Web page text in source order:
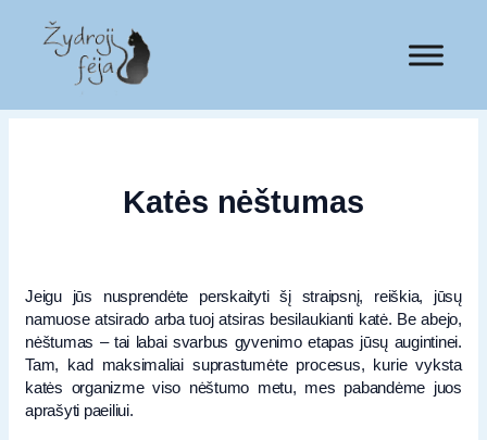
Katės nėštumas
Jeigu jūs nusprendėte perskaityti šį straipsnį, reiškia, jūsų
namuose atsirado arba tuoj atsiras besilaukianti katė. Be abejo,
nėštumas – tai labai svarbus gyvenimo etapas jūsų augintinei.
Tam, kad maksimaliai suprastumėte procesus, kurie vyksta
katės organizme viso nėštumo metu, mes pabandėme juos
aprašyti paeiliui.